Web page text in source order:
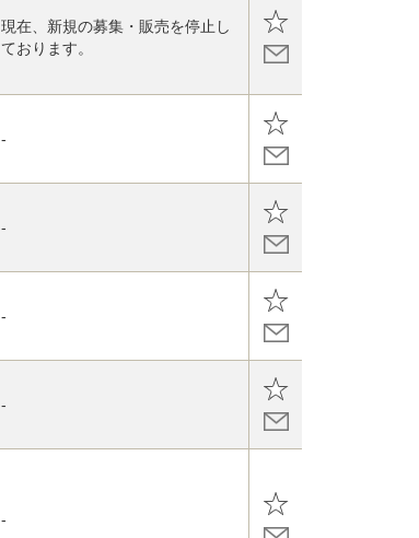
現在、新規の募集・販売を停止し
ております。
-
-
-
-
-